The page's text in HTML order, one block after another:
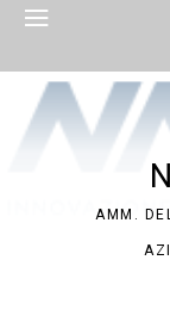
AMM.